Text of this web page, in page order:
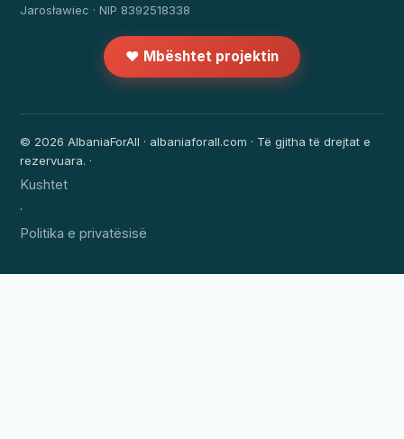
Jarosławiec · NIP 8392518338
❤️ Mbështet projektin
© 2026 AlbaniaForAll · albaniaforall.com · Të gjitha të drejtat e
rezervuara. ·
Kushtet
·
Politika e privatësisë